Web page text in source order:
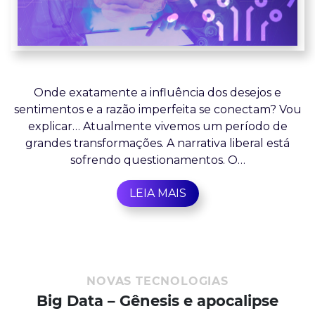
Onde exatamente a influência dos desejos e
sentimentos e a razão imperfeita se conectam? Vou
explicar… Atualmente vivemos um período de
grandes transformações. A narrativa liberal está
sofrendo questionamentos. O…
LEIA MAIS
NOVAS TECNOLOGIAS
Big Data – Gênesis e apocalipse